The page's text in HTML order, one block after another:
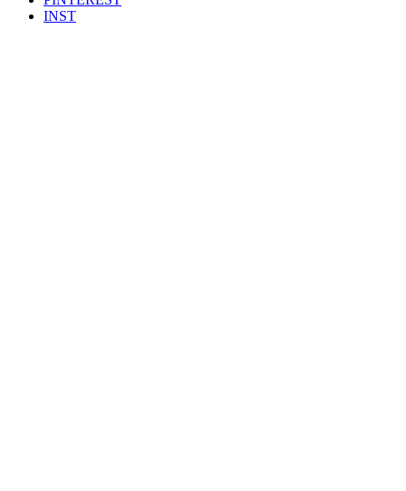
INST